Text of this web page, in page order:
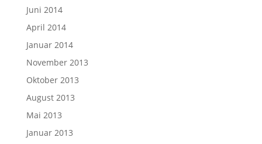
Juni 2014
April 2014
Januar 2014
November 2013
Oktober 2013
August 2013
Mai 2013
Januar 2013